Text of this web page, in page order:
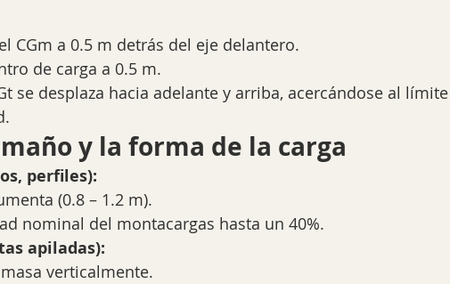
CGm a 0.5 m detrás del eje delantero.
de carga a 0.5 m.
se desplaza hacia adelante y arriba, acercándose al límite
y la forma de la carga
perfiles):
(0.8 – 1.2 m).
nominal del montacargas hasta un 40%.
apiladas):
verticalmente.